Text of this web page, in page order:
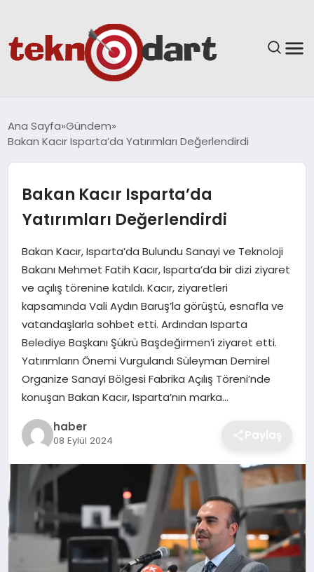
BILIM & TEKNOLOJI
EĞITIM
GÜNDEM
SPOR
EKONOMI
MAGAZIN
OTOMOBIL
TEKNOLOJI
Ana Sayfa Gündem
Bakan Kacır Isparta’da Yatırımları Değerlendirdi
Bakan Kacır Isparta’da
Yatırımları Değerlendirdi
Bakan Kacır, Isparta’da Bulundu Sanayi ve Teknoloji
Bakanı Mehmet Fatih Kacır, Isparta’da bir dizi ziyaret
ve açılış törenine katıldı. Kacır, ziyaretleri
kapsamında Vali Aydın Baruş’la görüştü, esnafla ve
vatandaşlarla sohbet etti. Ardından Isparta
Belediye Başkanı Şükrü Başdeğirmen’i ziyaret etti.
Yatırımların Önemi Vurgulandı Süleyman Demirel
Organize Sanayi Bölgesi Fabrika Açılış Töreni’nde
konuşan Bakan Kacır, Isparta’nın marka…
haber
08 Eylül 2024